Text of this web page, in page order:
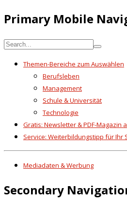
Primary Mobile
Themen-Bereiche zum Auswählen
Berufsleben
Management
Schule & Universität
Technologie
Gratis: Newsletter & PDF-Magazin
Service: Weiterbildungstipp für Ihr
Mediadaten & Werbung
Secondary